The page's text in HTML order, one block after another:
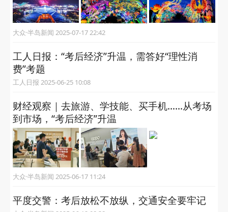
大众·半岛新闻 2025-07-17 22:42
工人日报：“考后经济”升温，需答好“理性消
费”考题
工人日报 2025-06-25 10:08
财经观察｜去旅游、学技能、买手机……从考场
到市场，“考后经济”升温
大众·半岛新闻 2025-06-17 11:24
平度交警：考后放松不放纵，交通安全要牢记